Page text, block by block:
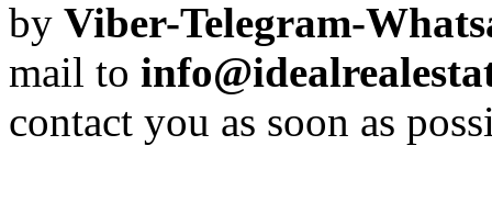
by Viber-Telegram-
mail to
contact you as soon as